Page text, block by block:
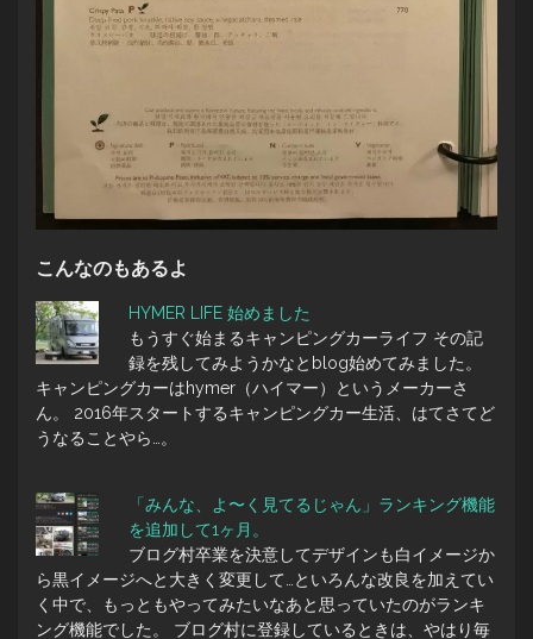
こんなのもあるよ
HYMER LIFE 始めました
もうすぐ始まるキャンピングカーライフ その記
録を残してみようかなとblog始めてみました。
キャンピングカーはhymer（ハイマー）というメーカーさ
ん。 2016年スタートするキャンピングカー生活、はてさてど
うなることやら…。
「みんな、よ〜く見てるじゃん」ランキング機能
を追加して1ヶ月。
ブログ村卒業を決意してデザインも白イメージか
ら黒イメージへと大きく変更して…といろんな改良を加えてい
く中で、もっともやってみたいなあと思っていたのがランキ
ング機能でした。 ブログ村に登録しているときは、やはり毎